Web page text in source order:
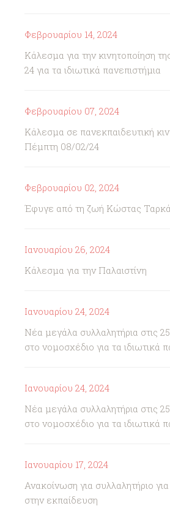
Φεβρουαρίου 14, 2024
Κάλεσμα για την κινητοποίηση
24 για τα ιδιωτικά πανεπιστήμια
Φεβρουαρίου 07, 2024
Κάλεσμα σε πανεκπαιδευτική
Πέμπτη 08/02/24
Φεβρουαρίου 02, 2024
Έφυγε από τη ζωή Κώστας
Ιανουαρίου 26, 2024
Κάλεσμα για την Παλαιστίνη
Ιανουαρίου 24, 2024
Νέα μεγάλα συλλαλητήρια στις
στο νομοσχέδιο για τα ιδιωτικά
Ιανουαρίου 24, 2024
Νέα μεγάλα συλλαλητήρια στις
στο νομοσχέδιο για τα ιδιωτικά
Ιανουαρίου 17, 2024
Ανακοίνωση για συλλαλητήριο
στην εκπαίδευση